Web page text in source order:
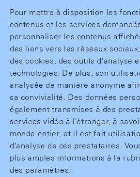
Pour mettre à disposition les
contenus et les services
personnaliser les contenus
des liens vers les réseaux
des cookies, des outils d'analyse
technologies. De plus, son
analysée de manière anonyme
sa convivialité. Des données
également transmises à des
services vidéo à l'étranger, à
monde entier, et il est fait
d'analyse de ces prestataires.
plus amples informations à la
des paramètres.